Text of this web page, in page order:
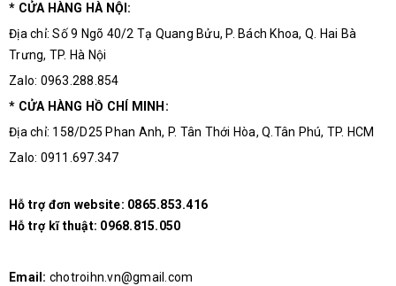
* CỬA HÀNG HÀ NỘI:
Địa chỉ: Số 9 Ngõ 40/2 Tạ Quang Bửu, P. Bách Khoa, Q. Hai Bà
Trưng, TP. Hà Nội
Zalo: 0963.288.854
* CỬA HÀNG HỒ CHÍ MINH:
Địa chỉ: 158/D25 Phan Anh, P. Tân Thới Hòa, Q.Tân Phú, TP. HCM
Zalo: 0911.697.347
Hỗ trợ đơn website: 0865.853.416
Hỗ trợ kĩ thuật: 0968.815.050
Email: chotroihn.vn@gmail.com